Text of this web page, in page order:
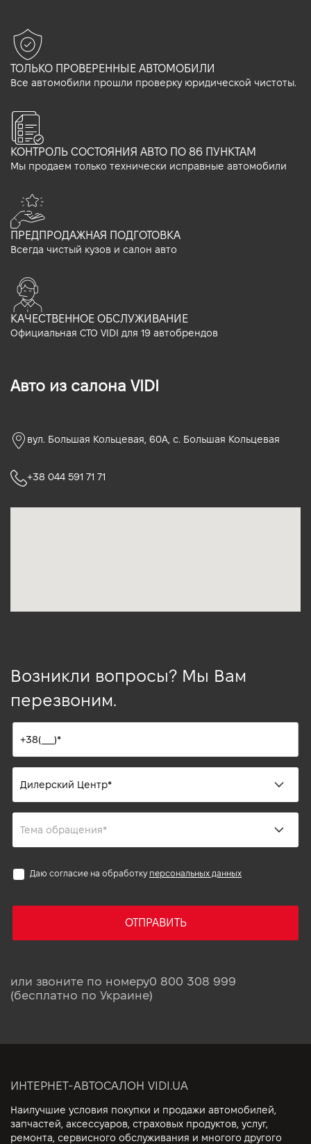
ТОЛЬКО ПРОВЕРЕННЫЕ АВТОМОБИЛИ
Все автомобили прошли проверку юридической чистоты.
КОНТРОЛЬ СОСТОЯНИЯ АВТО ПО 86 ПУНКТАМ
Мы продаем только технически исправные автомобили
ПРЕДПРОДАЖНАЯ ПОДГОТОВКА
Всегда чистый кузов и салон авто
КАЧЕСТВЕННОЕ ОБСЛУЖИВАНИЕ
Официальная СТО VIDI для 19 автобрендов
Авто из салона VIDI
вул. Большая Кольцевая, 60А, с. Большая Кольцевая
+38 044 591 71 71
Возникли вопросы? Мы Вам
перезвоним.
Даю согласие на обработку персональных данных
ОТПРАВИТЬ
или звоните по номеру0 800 308 999
(бесплатно по Украине)
ИНТЕРНЕТ-АВТОСАЛОН VIDI.UA
Наилучшие условия покупки и продажи автомобилей,
запчастей, аксессуаров, страховых продуктов, услуг,
ремонта, сервисного обслуживания и многого другого